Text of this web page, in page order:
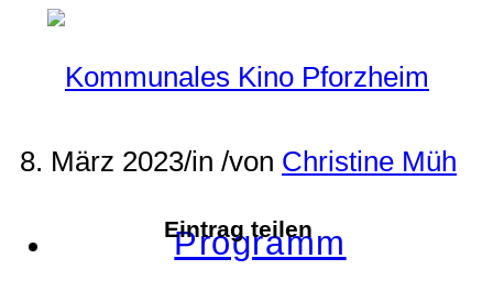
Programm
8. März 2023/in /von Christine Müh
Eintrag teilen